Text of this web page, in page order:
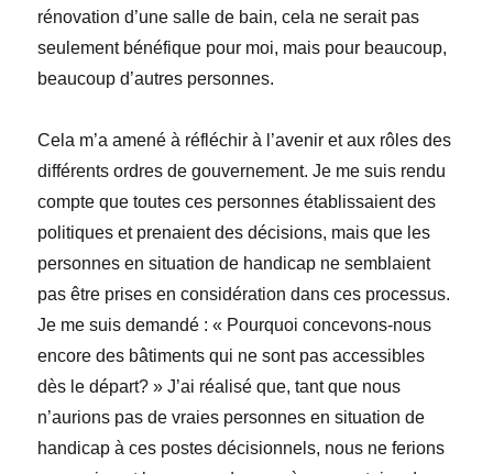
rénovation d’une salle de bain, cela ne serait pas
seulement bénéfique pour moi, mais pour beaucoup,
beaucoup d’autres personnes.
Cela m’a amené à réfléchir à l’avenir et aux rôles des
différents ordres de gouvernement. Je me suis rendu
compte que toutes ces personnes établissaient des
politiques et prenaient des décisions, mais que les
personnes en situation de handicap ne semblaient
pas être prises en considération dans ces processus.
Je me suis demandé : « Pourquoi concevons-nous
encore des bâtiments qui ne sont pas accessibles
dès le départ? » J’ai réalisé que, tant que nous
n’aurions pas de vraies personnes en situation de
handicap à ces postes décisionnels, nous ne ferions